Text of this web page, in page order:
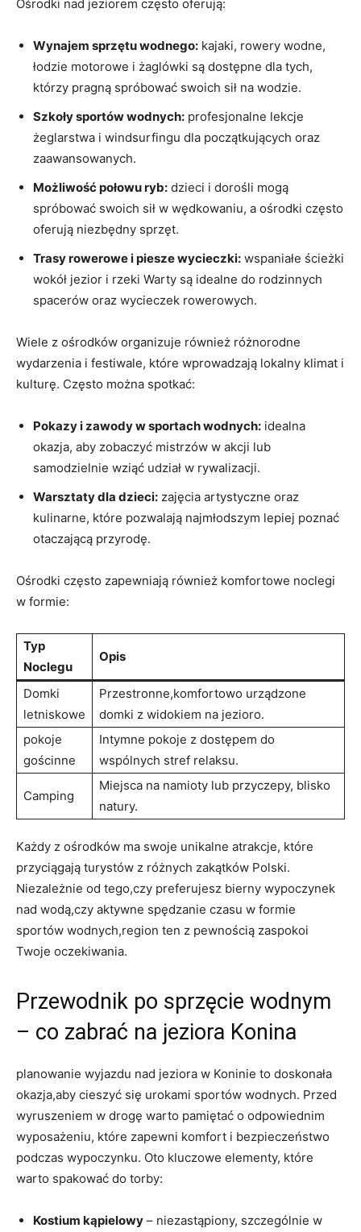
Ośrodki nad jeziorem często oferują:
Wynajem sprzętu wodnego: kajaki, rowery wodne,
łodzie motorowe i żaglówki są dostępne dla tych,
którzy pragną spróbować swoich sił na wodzie.
Szkoły sportów wodnych: profesjonalne lekcje
żeglarstwa i windsurfingu dla początkujących oraz
zaawansowanych.
Możliwość połowu ryb: dzieci i dorośli mogą
spróbować swoich sił w wędkowaniu, a ośrodki często
oferują niezbędny sprzęt.
Trasy rowerowe i piesze wycieczki: wspaniałe ścieżki
wokół jezior i rzeki Warty są idealne do rodzinnych
spacerów oraz wycieczek rowerowych.
Wiele z ośrodków organizuje również różnorodne
wydarzenia i festiwale, które wprowadzają lokalny klimat i
kulturę. Często można spotkać:
Pokazy i zawody w sportach wodnych: idealna
okazja, aby zobaczyć mistrzów w akcji lub
samodzielnie wziąć udział w rywalizacji.
Warsztaty dla dzieci: zajęcia artystyczne oraz
kulinarne, które pozwalają najmłodszym lepiej poznać
otaczającą przyrodę.
Ośrodki często zapewniają również komfortowe noclegi
w formie:
Typ
Noclegu
Opis
Domki
letniskowe
Przestronne,komfortowo urządzone
domki z widokiem na jezioro.
pokoje
gościnne
Intymne pokoje z dostępem do
wspólnych stref relaksu.
Camping
Miejsca na namioty lub przyczepy, blisko
natury.
Każdy z ośrodków ma swoje unikalne atrakcje, które
przyciągają turystów z różnych zakątków Polski.
Niezależnie od tego,czy preferujesz bierny wypoczynek
nad wodą,czy aktywne spędzanie czasu w formie
sportów wodnych,region ten z pewnością zaspokoi
Twoje oczekiwania.
Przewodnik po sprzęcie wodnym
– co zabrać na jeziora Konina
planowanie wyjazdu nad jeziora w Koninie to doskonała
okazja,aby cieszyć się urokami sportów wodnych. Przed
wyruszeniem w drogę warto pamiętać o odpowiednim
wyposażeniu, które zapewni komfort i bezpieczeństwo
podczas wypoczynku. Oto kluczowe elementy, które
warto spakować do torby:
Kostium kąpielowy – niezastąpiony, szczególnie w